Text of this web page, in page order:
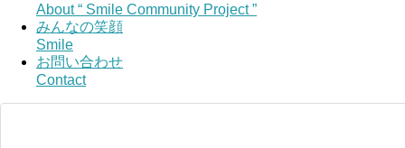
About “ Smile Community Project ”
みんなの笑顔
Smile
お問い合わせ
Contact